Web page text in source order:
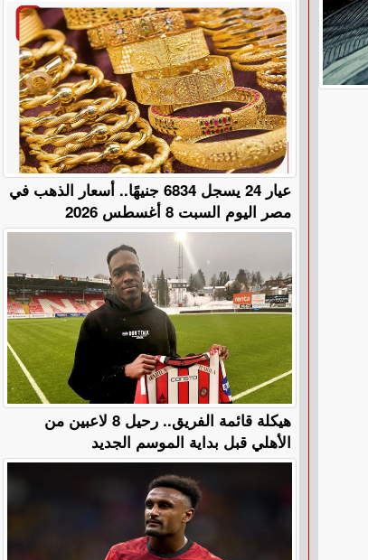
عيار 24 يسجل 6834 جنيهًا.. أسعار الذهب في
مصر اليوم السبت 8 أغسطس 2026
هيكلة قائمة الفريق.. رحيل 8 لاعبين من
الأهلي قبل بداية الموسم الجديد